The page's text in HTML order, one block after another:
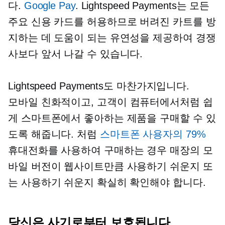
다. Google Pay. Lightspeed Payments는 모든
주요 신용 카드를 허용하므로 버려진 카트를 방
지하는 데 도움이 되는 유연성을 제공하여 경쟁
사보다 앞서 나갈 수 있습니다.
Lightspeed Payments도 마찬가지입니다.
모바일 친화적이고, 고객이 컴퓨터에서처럼 쉽
게 스마트폰에서 좋아하는 제품을 구매할 수 있
도록 해줍니다. 처럼 스마트폰 사용자의 79%
휴대전화를 사용하여 구매하는 경우 매장의 모
바일 버전이 웹사이트만큼 사용하기 쉬운지 또
는 사용하기 쉬운지 확실히 확인해야 합니다.